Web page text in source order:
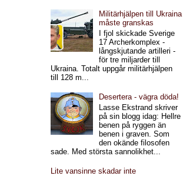
Militärhjälpen till Ukraina
måste granskas
I fjol skickade Sverige
17 Archerkomplex -
långskjutande artilleri -
för tre miljarder till
Ukraina. Totalt uppgår militärhjälpen
till 128 m...
Desertera - vägra döda!
Lasse Ekstrand skriver
på sin blogg idag: Hellre
benen på ryggen än
benen i graven. Som
den okände filosofen
sade. Med största sannolikhet...
Lite vansinne skadar inte